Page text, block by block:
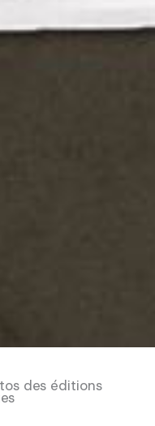
des éditions